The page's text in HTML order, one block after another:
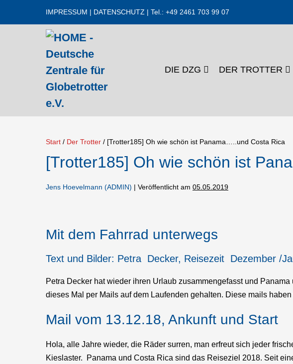
IMPRESSUM | DATENSCHUTZ | Tel.: +49 2461 703 99 07
DIE DZG DER TROTTER
Start / Der Trotter / [Trotter185] Oh wie schön ist Panama…..und Costa Rica
[Trotter185] Oh wie schön ist
Jens Hoevelmann (ADMIN) | Veröffentlicht am 05.05.2019
Mit dem Fahrrad unterwegs
Text und Bilder: Petra Decker, Reisezeit Dezember /
Petra Decker hat wieder ihren Urlaub zusammengefasst und
dieses Mal per Mails auf dem Laufenden gehalten. Diese mails
Mail vom 13.12.18, Ankunft und Start
Hola, alle Jahre wieder, die Räder surren, man erfreut sich jeder
Kieslaster. Panama und Costa Rica sind das Reiseziel 2018. Seit